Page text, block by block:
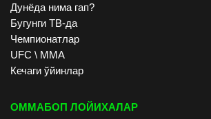
Дунёда нима гап?
Бугунги ТВ-да
Чемпионатлар
UFC \ ММА
Кечаги ўйинлар
ОММАБОП ЛОЙИХАЛАР